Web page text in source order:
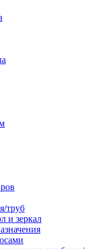
труб
и зеркал